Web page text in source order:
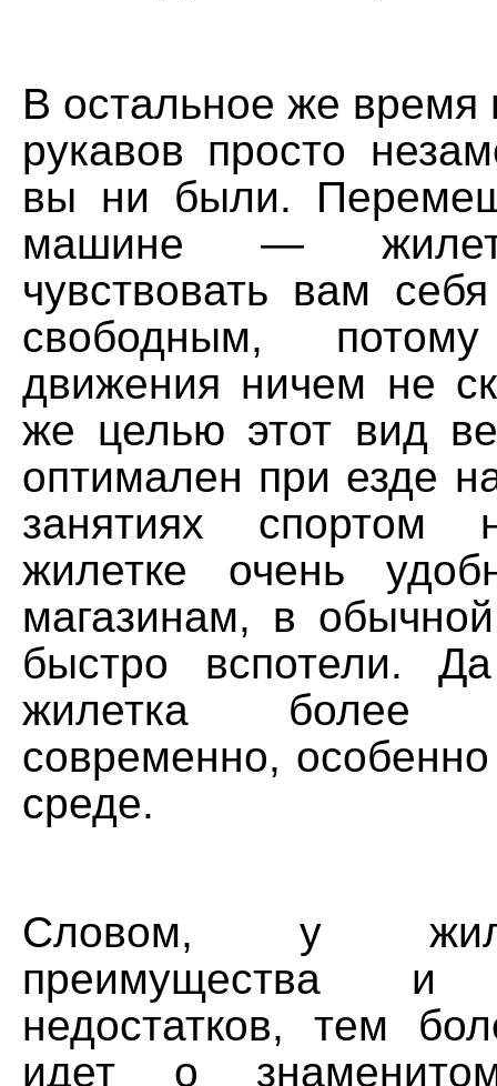
В остальное же время
рукавов просто
вы ни были.
машине —
чувствовать вам
свободным,
движения ничем не
же целью этот вид
оптимален при езде
занятиях
жилетке очень
магазинам, в
быстро вспотели.
жилетка более
современно,
среде.
Словом, у
преимущества
недостатков, тем
идет о